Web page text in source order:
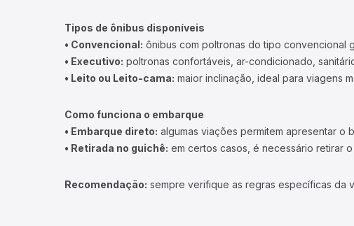
Tipos de ônibus disponíveis
• Convencional: ônibus com poltronas do tipo convencional
• Executivo: poltronas confortáveis, ar-condicionado,
• Leito ou Leito-cama: maior inclinação, ideal para viagens
Como funciona o embarque
• Embarque direto: algumas viações permitem apresentar o
• Retirada no guichê: em certos casos, é necessário retirar
Recomendação: sempre verifique as regras específicas da